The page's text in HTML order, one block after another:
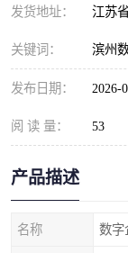
发货地址： 江苏
关键词： 滨州
发布日期： 2026-
阅 读 量： 53
产品描述
名称 数字